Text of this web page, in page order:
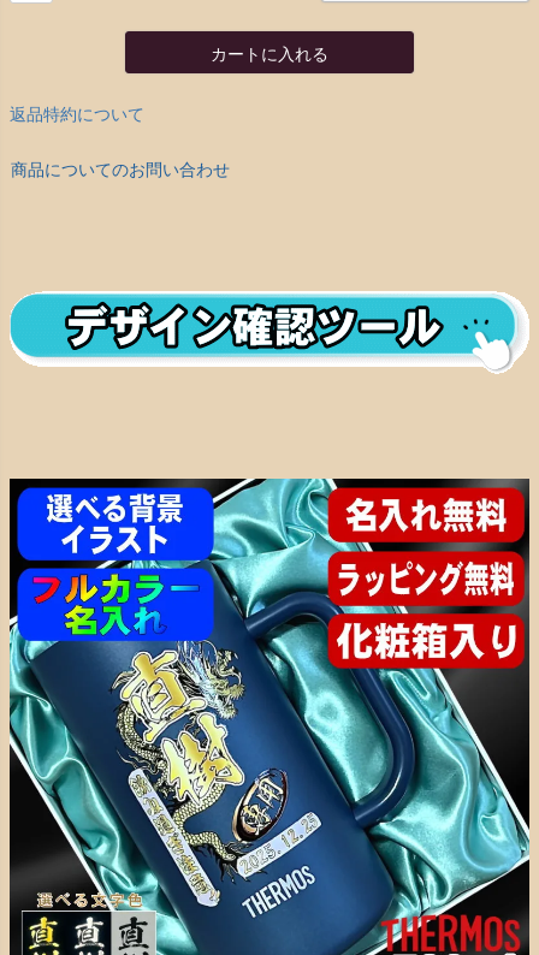
カートに入れる
返品特約について
商品についてのお問い合わせ